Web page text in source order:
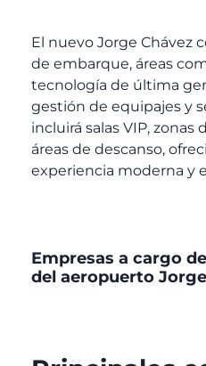
El nuevo Jorge Chávez
de embarque, áreas
tecnología de última
gestión de equipajes y
incluirá salas VIP, zonas
áreas de descanso,
experiencia moderna y
Empresas a cargo
del aeropuerto